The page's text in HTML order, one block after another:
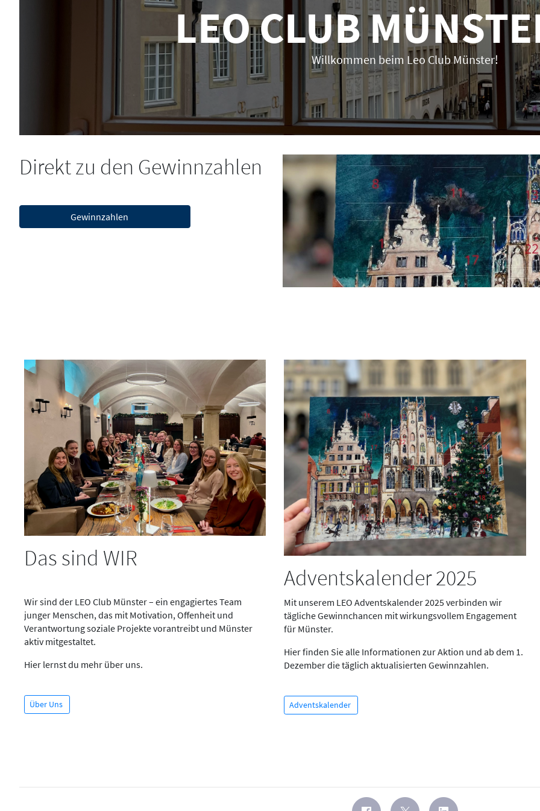
LEO CLUB
Willkommen beim Leo Club Münster!
Direkt zu den Gewinnzahlen
Gewinnzahlen
Das sind WIR
Wir sind der LEO Club Münster – ein engagiertes Team
junger Menschen, das mit Motivation, Offenheit und
Verantwortung soziale Projekte vorantreibt und Münster
aktiv mitgestaltet.
Hier lernst du mehr über uns.
Über Uns
Adventskalender 2025
Mit unserem LEO Adventskalender 2025 verbinden wir
tägliche Gewinnchancen mit wirkungsvollem Engagement
für Münster.
Hier finden Sie alle Informationen zur Aktion und ab dem 1.
Dezember die täglich aktualisierten Gewinnzahlen.
Adventskalender